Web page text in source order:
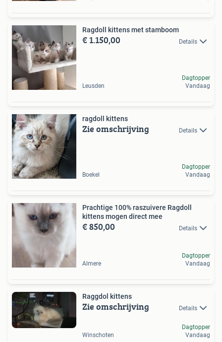
Ragdoll kittens met stamboom
€ 1.150,00 Details
Leusden
Dagtopper
Vandaag
ragdoll kittens
Zie omschrijving Details
Boekel
Dagtopper
Vandaag
Prachtige 100% raszuivere Ragdoll
kittens mogen direct mee
€ 850,00 Details
Almere
Dagtopper
Vandaag
Raggdol kittens
Zie omschrijving Details
Winschoten
Dagtopper
Vandaag